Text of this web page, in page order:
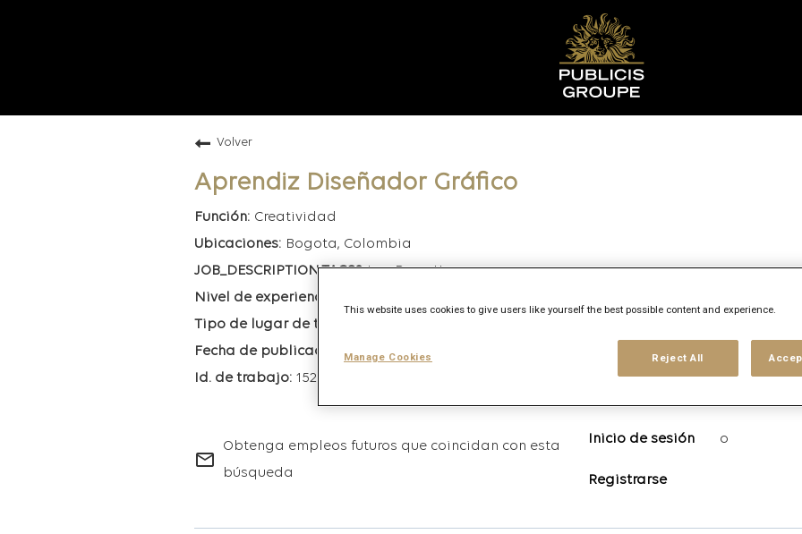
Volver
Aprendiz Diseñador Gráfico
Creatividad
Bogota, Colombia
Leo Burnett
6/12/2026
152273
mail_outline
Obtenga empleos futuros que coincidan con esta
búsqueda
Inicio de sesión o
Registrarse
This website uses cookies to give users like yourself the best possible content and experience.
Reject All
Manage Cookies